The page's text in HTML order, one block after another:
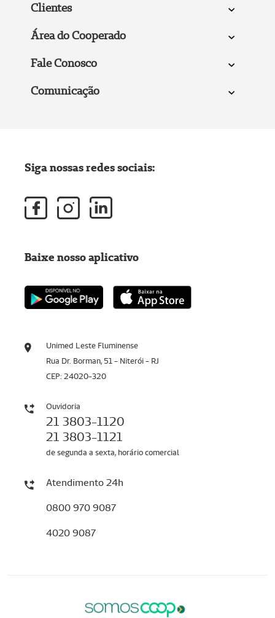
Clientes
Área do Cooperado
Fale Conosco
Comunicação
Unimed Leste Fluminense
Rua Dr. Borman, 51 - Niterói - RJ
CEP: 24020-320
Ouvidoria
21 3803-1120
21 3803-1121
de segunda a sexta, horário comercial
Atendimento 24h
0800 970 9087
4020 9087
Siga nossas redes sociais:
Baixe nosso aplicativo